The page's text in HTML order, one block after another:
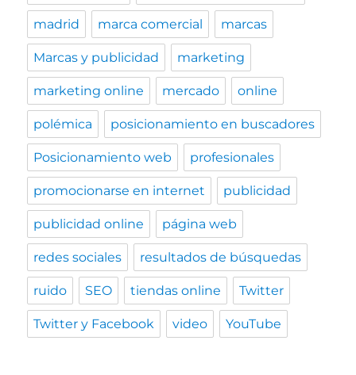
madrid marca comercial marcas
Marcas y publicidad marketing
marketing online mercado online
polémica posicionamiento en buscadores
Posicionamiento web profesionales
promocionarse en internet publicidad
publicidad online página web
redes sociales resultados de búsquedas
ruido SEO tiendas online Twitter
Twitter y Facebook video YouTube